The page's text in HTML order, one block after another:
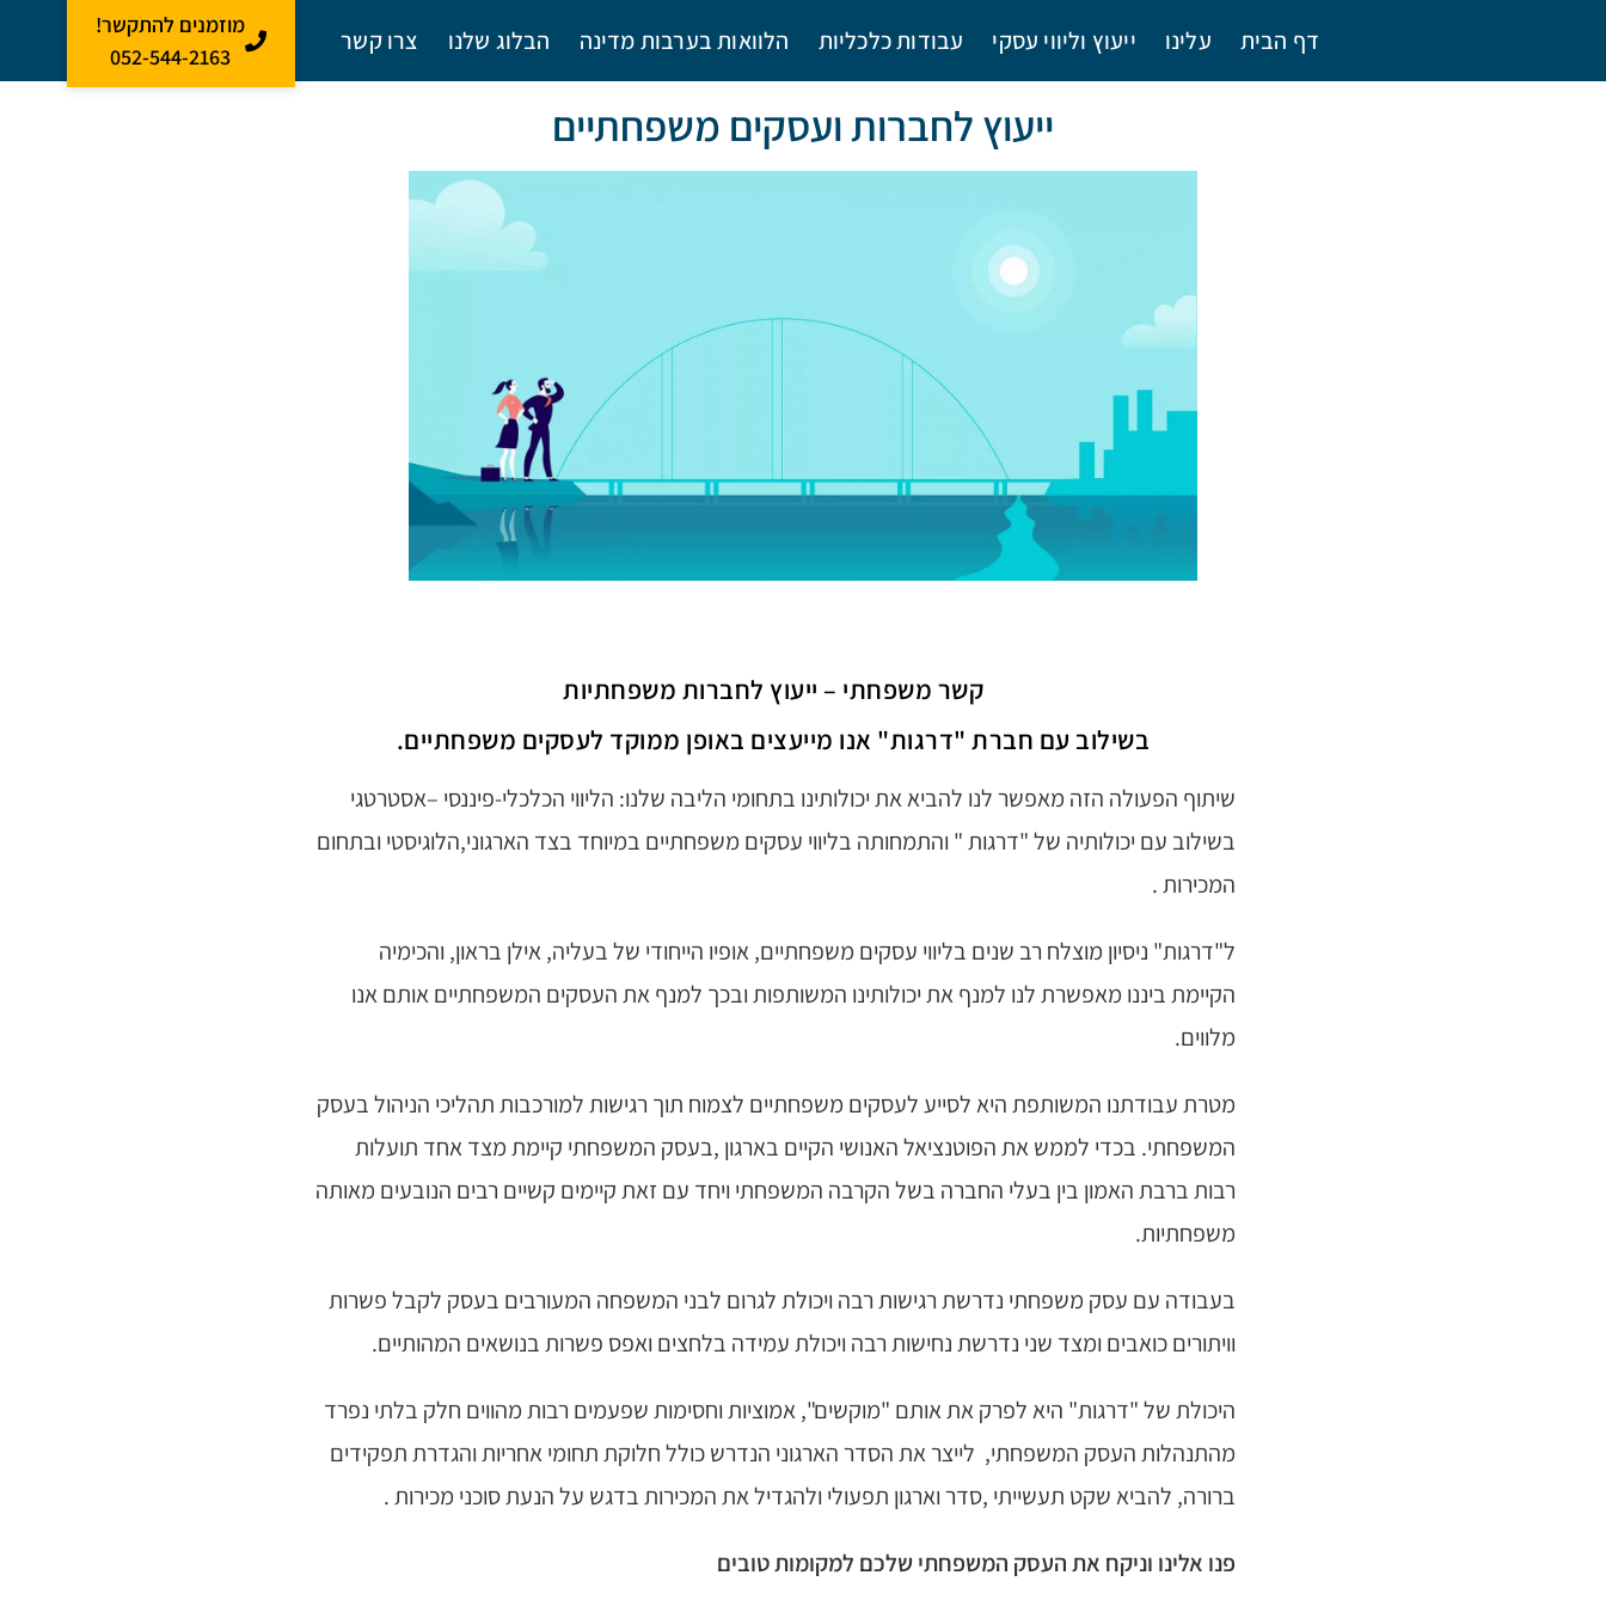
דף הבית עלינו ייעוץ וליווי עסקי עבודות כלכליות הלוואות בערבות מדינה הבלוג שלנו צרו קשר
מוזמנים להתקשר!
052-544-2163
ייעוץ לחברות ועסקים משפחתיים
קשר משפחתי – ייעוץ לחברות משפחתיות
בשילוב עם חברת "דרגות" אנו מייעצים באופן ממוקד לעסקים משפחתיים.
שיתוף הפעולה הזה מאפשר לנו להביא את יכולותינו בתחומי הליבה שלנו: הליווי הכלכלי-פיננסי –אסטרטגי
בשילוב עם יכולותיה של "דרגות " והתמחותה בליווי עסקים משפחתיים במיוחד בצד הארגוני,הלוגיסטי ובתחום
המכירות .
ל"דרגות" ניסיון מוצלח רב שנים בליווי עסקים משפחתיים, אופיו הייחודי של בעליה, אילן בראון, והכימיה
הקיימת ביננו מאפשרת לנו למנף את יכולותינו המשותפות ובכך למנף את העסקים המשפחתיים אותם אנו
מלווים.
מטרת עבודתנו המשותפת היא לסייע לעסקים משפחתיים לצמוח תוך רגישות למורכבות תהליכי הניהול בעסק
המשפחתי. בכדי לממש את הפוטנציאל האנושי הקיים בארגון ,בעסק המשפחתי קיימת מצד אחד תועלות
רבות ברבת האמון בין בעלי החברה בשל הקרבה המשפחתי ויחד עם זאת קיימים קשיים רבים הנובעים מאותה
משפחתיות.
בעבודה עם עסק משפחתי נדרשת רגישות רבה ויכולת לגרום לבני המשפחה המעורבים בעסק לקבל פשרות
וויתורים כואבים ומצד שני נדרשת נחישות רבה ויכולת עמידה בלחצים ואפס פשרות בנושאים המהותיים.
היכולת של "דרגות" היא לפרק את אותם "מוקשים", אמוציות וחסימות שפעמים רבות מהווים חלק בלתי נפרד
מהתנהלות העסק המשפחתי, לייצר את הסדר הארגוני הנדרש כולל חלוקת תחומי אחריות והגדרת תפקידים
ברורה, להביא שקט תעשייתי ,סדר וארגון תפעולי ולהגדיל את המכירות בדגש על הנעת סוכני מכירות .
פנו אלינו וניקח את העסק המשפחתי שלכם למקומות טובים